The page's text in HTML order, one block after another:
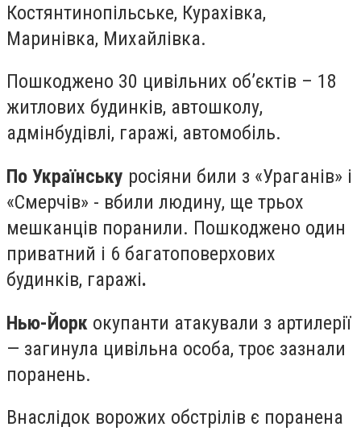
Костянтинопільське, Курахівка,
Маринівка, Михайлівка.
Пошкоджено 30 цивільних об’єктів – 18
житлових будинків, автошколу,
адмінбудівлі, гаражі, автомобіль.
По Українську росіяни били з «Ураганів» і
«Смерчів» - вбили людину, ще трьох
мешканців поранили. Пошкоджено один
приватний і 6 багатоповерхових
будинків, гаражі.
Нью-Йорк окупанти атакували з артилерії
— загинула цивільна особа, троє зазнали
поранень.
Внаслідок ворожих обстрілів є поранена